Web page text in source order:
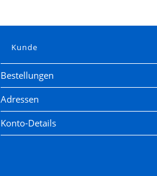
Kunde
Bestellungen
Adressen
Konto-Details